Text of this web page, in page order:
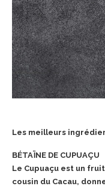
Les meilleurs
BÉTAÏNE DE CUPUAÇU
Le Cupuaçu est un
cousin du Cacau,